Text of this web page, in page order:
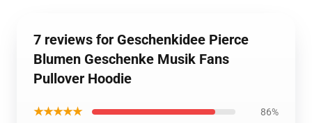
7 reviews for Geschenkidee Pierce
Blumen Geschenke Musik Fans
Pullover Hoodie
★★★★★ 86%